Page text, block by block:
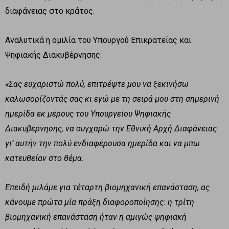
διαφάνειας στο κράτος.
Αναλυτικά η ομιλία του Υπουργού Επικρατείας και
Ψηφιακής Διακυβέρνησης:
«Σας ευχαριστώ πολύ, επιτρέψτε μου να ξεκινήσω
καλωσορίζοντάς σας κι εγώ με τη σειρά μου στη σημερινή
ημερίδα εκ μέρους του Υπουργείου Ψηφιακής
Διακυβέρνησης, να συγχαρώ την Εθνική Αρχή Διαφάνειας
γι’ αυτήν την πολύ ενδιαφέρουσα ημερίδα και να μπω
κατευθείαν στο θέμα.
Επειδή μιλάμε για τέταρτη βιομηχανική επανάσταση, ας
κάνουμε πρώτα μία πράξη διαφοροποίησης: η τρίτη
βιομηχανική επανάσταση ήταν η αμιγώς ψηφιακή